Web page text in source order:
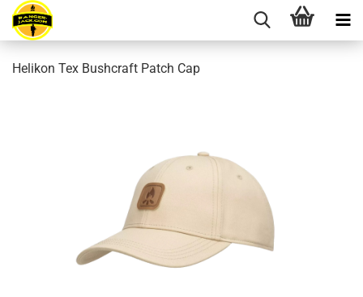
Helikon Tex Bushcraft Patch Cap